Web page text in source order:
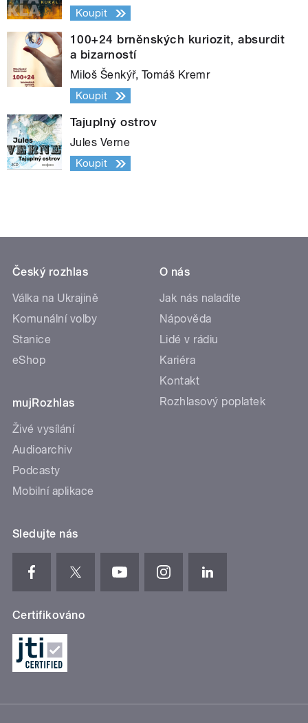
Koupit
100+24 brněnských kuriozit, absurdit
a bizarností
Miloš Šenkýř, Tomáš Kremr
Koupit
Tajuplný ostrov
Jules Verne
Koupit
Český rozhlas
Válka na Ukrajině
Komunální volby
Stanice
eShop
mujRozhlas
Živé vysílání
Audioarchiv
Podcasty
Mobilní aplikace
O nás
Jak nás naladíte
Nápověda
Lidé v rádiu
Kariéra
Kontakt
Rozhlasový poplatek
Sledujte nás
Certifikováno